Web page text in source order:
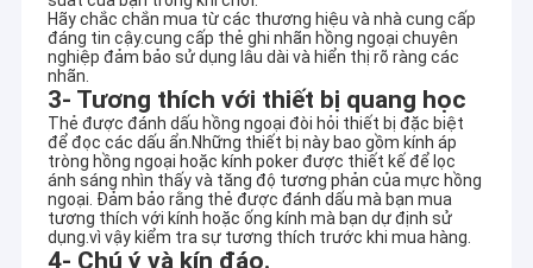
Hãy chắc chắn mua từ các thương hiệu và nhà cung cấp
đáng tin cậy.cung cấp thẻ ghi nhãn hồng ngoại chuyên
nghiệp đảm bảo sử dụng lâu dài và hiển thị rõ ràng các
nhãn.
3- Tương thích với thiết bị quang học
Thẻ được đánh dấu hồng ngoại đòi hỏi thiết bị đặc biệt
để đọc các dấu ẩn.Những thiết bị này bao gồm kính áp
tròng hồng ngoại hoặc kính poker được thiết kế để lọc
ánh sáng nhìn thấy và tăng độ tương phản của mực hồng
ngoại. Đảm bảo rằng thẻ được đánh dấu mà bạn mua
tương thích với kính hoặc ống kính mà bạn dự định sử
dụng.vì vậy kiểm tra sự tương thích trước khi mua hàng.
4- Chú ý và kín đáo.